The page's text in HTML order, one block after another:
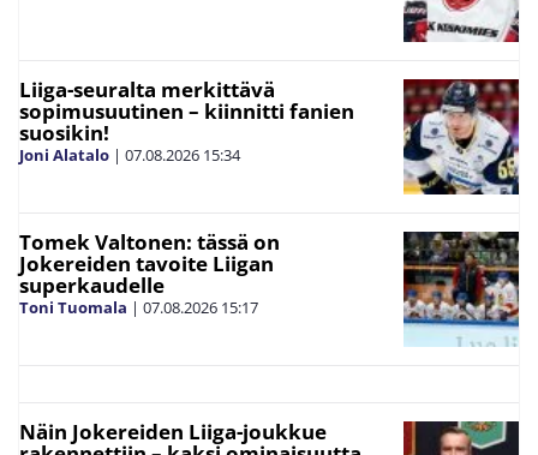
Liiga-seuralta merkittävä
sopimusuutinen – kiinnitti fanien
suosikin!
Joni Alatalo | 07.08.2026 15:34
Tomek Valtonen: tässä on
Jokereiden tavoite Liigan
superkaudelle
Toni Tuomala | 07.08.2026 15:17
Näin Jokereiden Liiga-joukkue